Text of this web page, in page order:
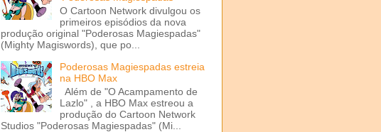
O Cartoon Network divulgou os
primeiros episódios da nova
produção original "Poderosas Magiespadas"
(Mighty Magiswords), que po...
Poderosas Magiespadas estreia
na HBO Max
Além de "O Acampamento de
Lazlo" , a HBO Max estreou a
produção do Cartoon Network
Studios "Poderosas Magiespadas" (Mi...